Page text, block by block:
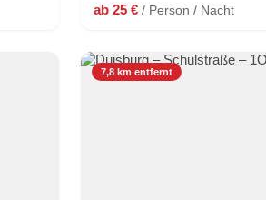
ab 25 € / Person / Nacht
7,8 km entfernt